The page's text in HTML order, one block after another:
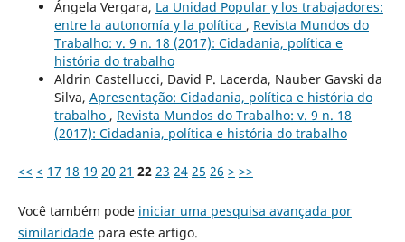
Ángela Vergara, La Unidad Popular y los trabajadores:
entre la autonomía y la política , Revista Mundos do
Trabalho: v. 9 n. 18 (2017): Cidadania, política e
história do trabalho
Aldrin Castellucci, David P. Lacerda, Nauber Gavski da
Silva, Apresentação: Cidadania, política e história do
trabalho , Revista Mundos do Trabalho: v. 9 n. 18
(2017): Cidadania, política e história do trabalho
<< < 17 18 19 20 21 22 23 24 25 26 > >>
Você também pode iniciar uma pesquisa avançada por
similaridadepara este artigo.